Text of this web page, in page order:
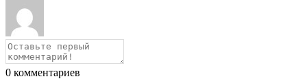
0 комментариев